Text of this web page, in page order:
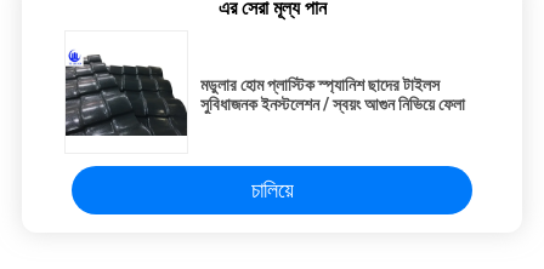
এর সেরা মূল্য পান
মডুলার হোম প্লাস্টিক স্প্যানিশ ছাদের টাইলস
সুবিধাজনক ইনস্টলেশন / স্বয়ং আগুন নিভিয়ে ফেলা
চালিয়ে